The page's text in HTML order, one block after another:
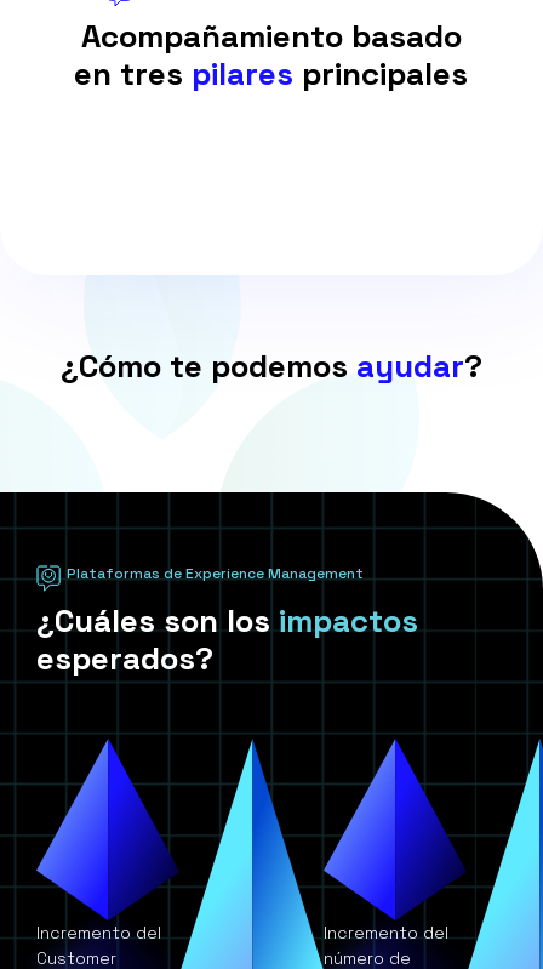
Acompañamiento basado
en tres pilares principales
¿Cómo te podemos ayudar?
Plataformas de Experience Management
¿Cuáles son losimpactos
esperados?
Incremento del
Customer
Incremento del
número de